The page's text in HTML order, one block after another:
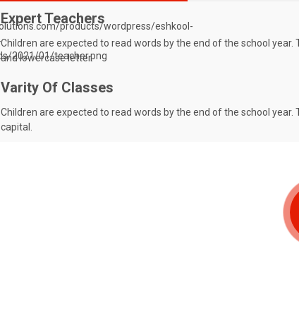
Expert Teachers
Children are expected to read words by the end of the school
and lowercase letter.
Varity Of Classes
Children are expected to read words by the end of the school
capital.